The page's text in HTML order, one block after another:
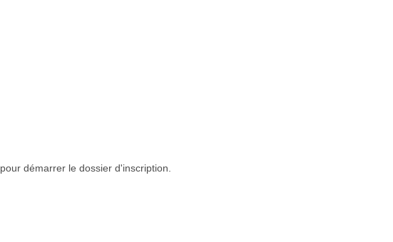
démarrer le dossier d'inscription.